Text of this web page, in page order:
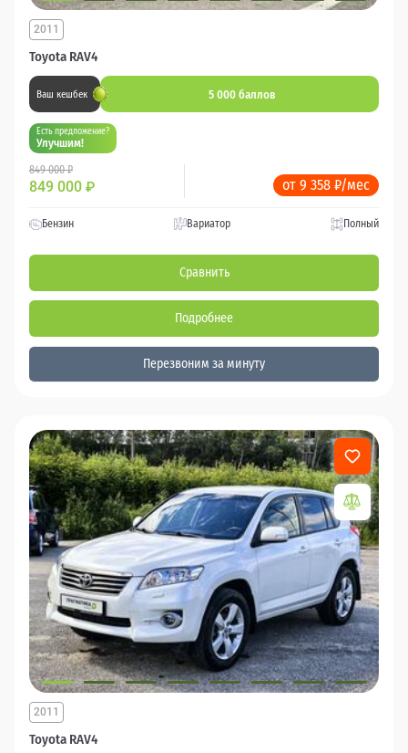
Toyota RAV4
2011
Ваш кешбек 5 000 баллов
Есть предложение?
Улучшим!
849 000 ₽
849 000 ₽ от 9 358 ₽/мес
Бензин Вариатор Полный
Сравнить
Подробнее
Перезвоним за минуту
Toyota RAV4
2011